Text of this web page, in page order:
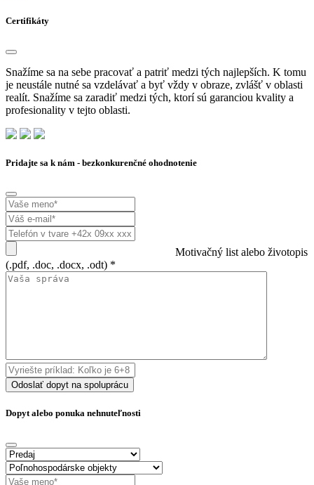
Certifikáty
Snažíme sa na sebe pracovať a patriť medzi tých najlepších. K tomu
je neustále nutné sa vzdelávať a byť vždy v obraze, zvlášť v oblasti
realít. Snažíme sa zaradiť medzi tých, ktorí sú garanciou kvality a
profesionality v tejto oblasti.
Pridajte sa k nám - bezkonkurenčné ohodnotenie
Motivačný list alebo životopis
(.pdf, .doc, .docx, .odt) *
Odoslať dopyt na spoluprácu
Dopyt alebo ponuka nehnuteľnosti